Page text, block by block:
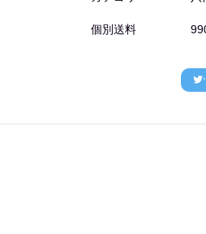
個別送料